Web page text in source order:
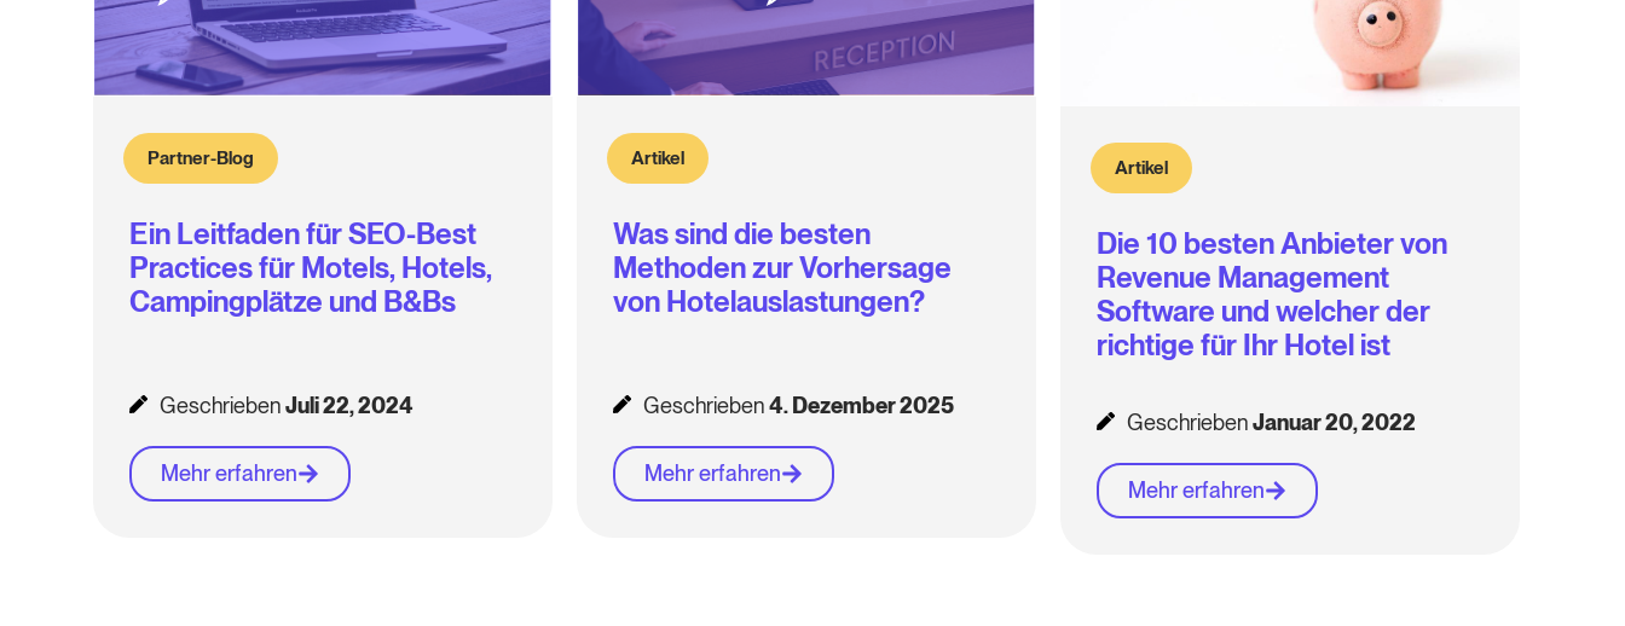
Partner-Blog
Ein Leitfaden für SEO-Best
Practices für Motels, Hotels,
Campingplätze und B&Bs
GeschriebenJuli 22, 2024
Mehr erfahren
Artikel
Was sind die besten
Methoden zur Vorhersage
von Hotelauslastungen?
Geschrieben4. Dezember 2025
Mehr erfahren
Artikel
Die 10 besten Anbieter von
Revenue Management
Software und welcher der
richtige für Ihr Hotel ist
GeschriebenJanuar 20, 2022
Mehr erfahren